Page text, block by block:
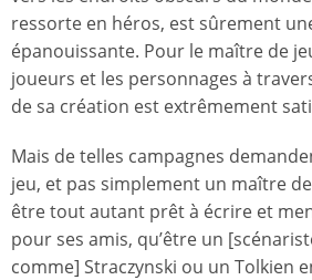
ressorte en héros, est sûrement
épanouissante. Pour le maître de
joueurs et les personnages à
de sa création est extrêmement
Mais de telles campagnes
jeu, et pas simplement un maître
être tout autant prêt à écrire et
pour ses amis, qu’être un
comme] Straczynski ou un Tolkien